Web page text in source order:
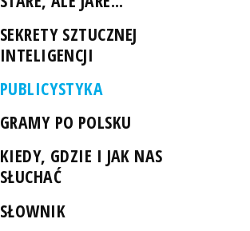
SEKRETY SZTUCZNEJ
INTELIGENCJI
PUBLICYSTYKA
GRAMY PO POLSKU
KIEDY, GDZIE I JAK NAS
SŁUCHAĆ
SŁOWNIK